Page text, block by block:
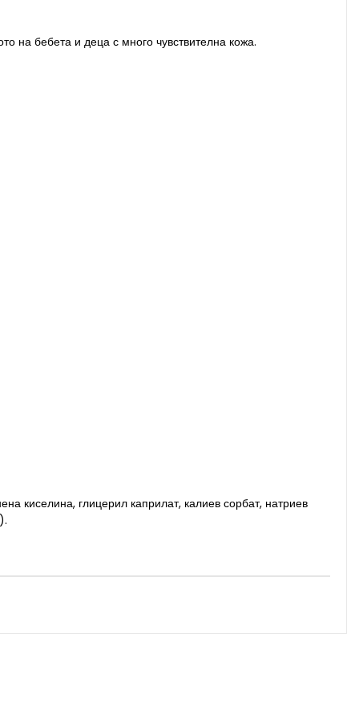
на бебета и деца с много чувствителна кожа.
киселина, глицерил каприлат, калиев сорбат, натриев